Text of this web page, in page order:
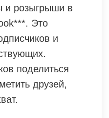
и розыгрыши в
Это
и
поделиться
друзей,